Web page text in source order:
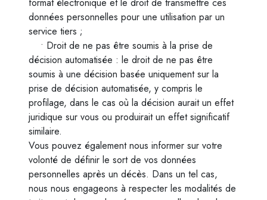
données personnelles pour une utilisation par un
service tiers ;
• Droit de ne pas être soumis à la prise de
décision automatisée : le droit de ne pas être
soumis à une décision basée uniquement sur la
prise de décision automatisée, y compris le
profilage, dans le cas où la décision aurait un effet
juridique sur vous ou produirait un effet significatif
similaire.
Vous pouvez également nous informer sur votre
volonté de définir le sort de vos données
personnelles après un décès. Dans un tel cas,
nous nous engageons à respecter les modalités de